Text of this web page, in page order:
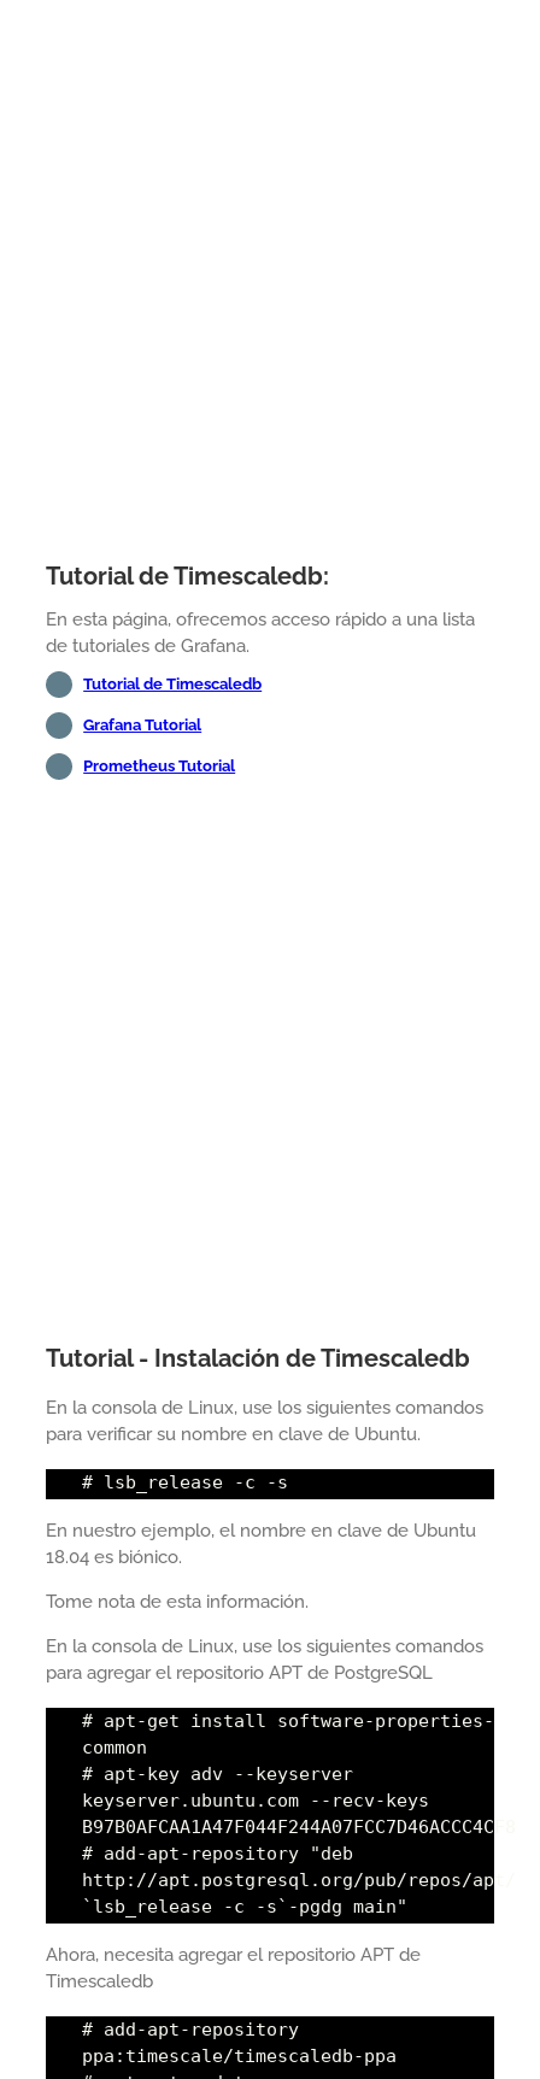
Tutorial de Timescaledb:
En esta página, ofrecemos acceso rápido a una lista
de tutoriales de Grafana.
Tutorial de Timescaledb
Grafana Tutorial
Prometheus Tutorial
Tutorial - Instalación de Timescaledb
En la consola de Linux, use los siguientes comandos
para verificar su nombre en clave de Ubuntu.
# lsb_release -c -s
En nuestro ejemplo, el nombre en clave de Ubuntu
18.04 es biónico.
Tome nota de esta información.
En la consola de Linux, use los siguientes comandos
para agregar el repositorio APT de PostgreSQL
# apt-get install software-properties-
common
# apt-key adv --keyserver
keyserver.ubuntu.com --recv-keys
B97B0AFCAA1A47F044F244A07FCC7D46ACCC4CF8
# add-apt-repository "deb
http://apt.postgresql.org/pub/repos/apt/
`lsb_release -c -s`-pgdg main"
Ahora, necesita agregar el repositorio APT de
Timescaledb
# add-apt-repository
ppa:timescale/timescaledb-ppa